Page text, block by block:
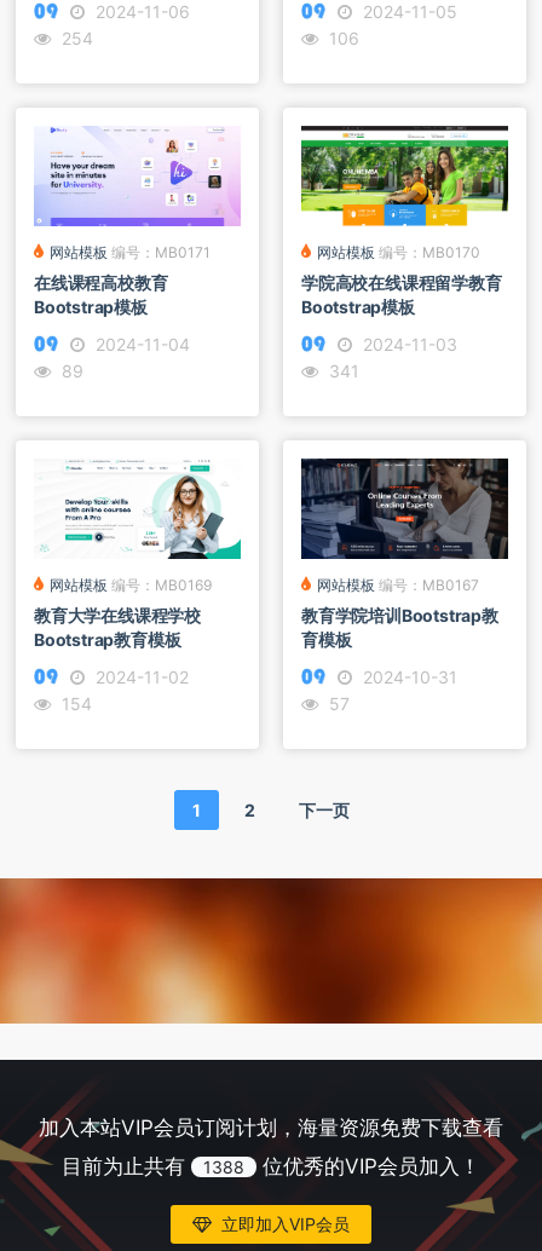
2024-11-06
254
2024-11-05
106
网站模板 编号：MB0171
在线课程高校教育
Bootstrap模板
2024-11-04
89
网站模板 编号：MB0170
学院高校在线课程留学教育
Bootstrap模板
2024-11-03
341
网站模板 编号：MB0169
教育大学在线课程学校
Bootstrap教育模板
2024-11-02
154
网站模板 编号：MB0167
教育学院培训Bootstrap教
育模板
2024-10-31
57
1 2 下一页
加入本站VIP会员订阅计划，海量资源免费下载查看
目前为止共有
1388 位优秀的VIP会员加入！
立即加入VIP会员